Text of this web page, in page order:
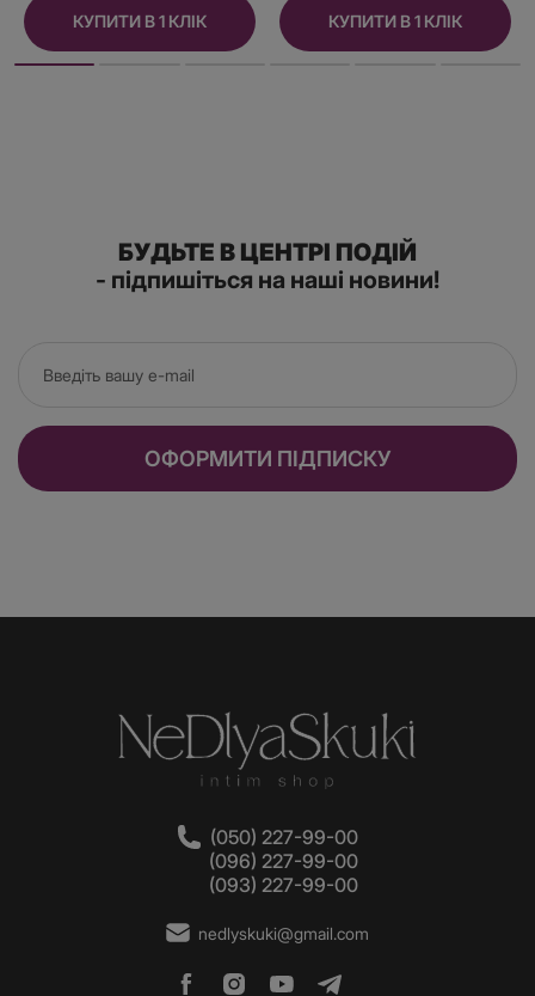
КУПИТИ В 1 КЛІК КУПИТИ В 1 КЛІК
БУДЬТЕ В ЦЕНТРІ ПОДІЙ
- підпишіться на наші новини!
ОФОРМИТИ ПІДПИСКУ
(050) 227-99-00
(096) 227-99-00
(093) 227-99-00
nedlyskuki@gmail.com